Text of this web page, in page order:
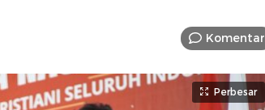
Komentar
Perbesar